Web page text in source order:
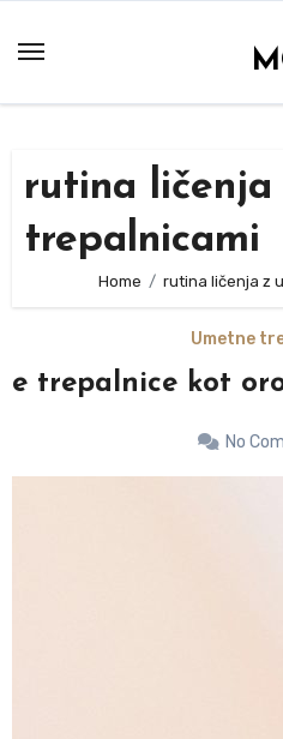
rutina
trepalnicami
Home rutina ličenja z
Umetne
trepalnice kot
No